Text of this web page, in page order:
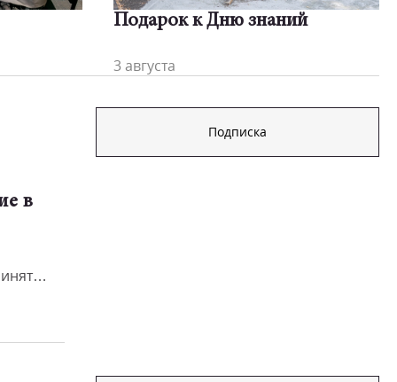
Подарок к Дню знаний
3 августа
в
Подписка